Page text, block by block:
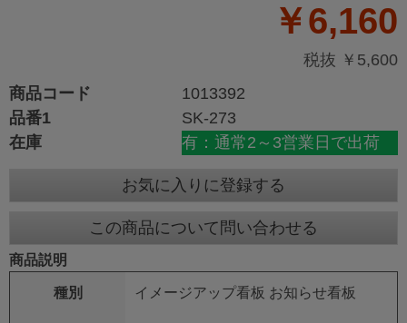
￥6,160
税抜 ￥5,600
商品コード
1013392
品番1
SK-273
在庫
有：通常2～3営業日で出荷
お気に入りに登録する
この商品について問い合わせる
商品説明
種別 イメージアップ看板 お知らせ看板